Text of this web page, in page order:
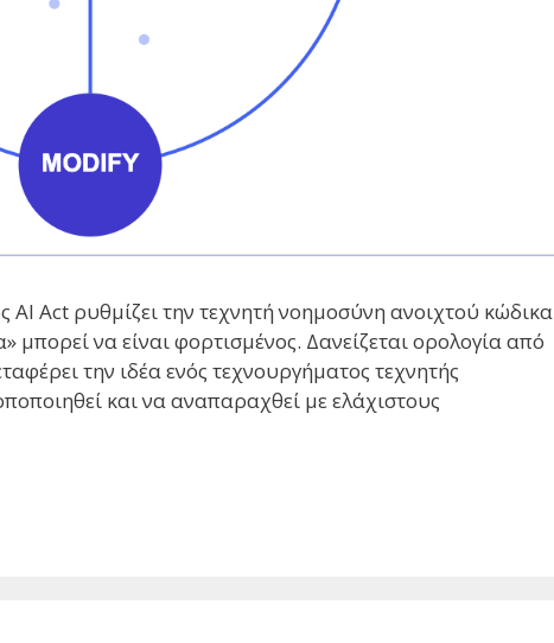
Act ρυθμίζει την τεχνητή νοημοσύνη ανοιχτού κώδικα
να είναι φορτισμένος. Δανείζεται ορολογία από
την ιδέα ενός τεχνουργήματος τεχνητής
και να αναπαραχθεί με ελάχιστους